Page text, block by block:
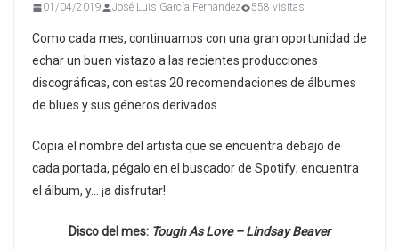
01/04/2019 José Luis García Fernández 558 visitas
Como cada mes, continuamos con una gran oportunidad de
echar un buen vistazo a las recientes producciones
discográficas, con estas 20 recomendaciones de álbumes
de blues y sus géneros derivados.
Copia el nombre del artista que se encuentra debajo de
cada portada, pégalo en el buscador de Spotify; encuentra
el álbum, y… ¡a disfrutar!
Disco del mes: Tough As Love – Lindsay Beaver